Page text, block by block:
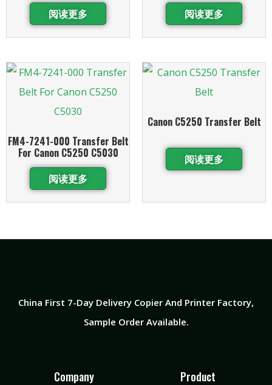
阅读更多
阅读更多
FM4-7241-000 Transfer Belt
For Canon C5250 C5030
阅读更多
Canon C5250 Transfer Belt
阅读更多
China First 7-Day Delivery Copier And Printer Factory​,
Sample Order Available.
Company Product